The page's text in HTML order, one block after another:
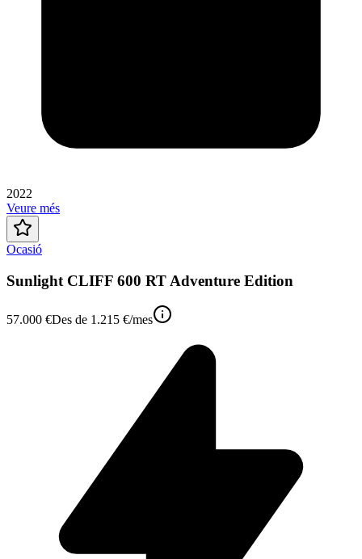
2022
Veure més
Ocasió
Sunlight CLIFF 600 RT Adventure Edition
57.000 €Des de 1.215 €/mes